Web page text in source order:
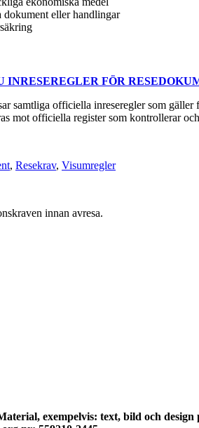
dokument eller handlingar
INRESEREGLER FÖR
samtliga officiella inreseregler som
mot officiella register som kontrollerar
, Resekrav, Visumregler
innan avresa.
exempelvis: text, bild och